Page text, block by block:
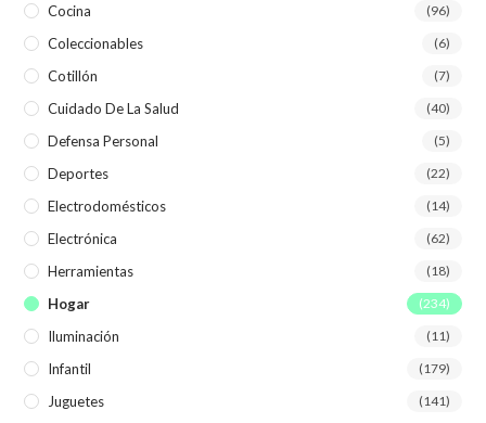
Cocina (96)
Coleccionables (6)
Cotillón (7)
Cuidado De La Salud (40)
Defensa Personal (5)
Deportes (22)
Electrodomésticos (14)
Electrónica (62)
Herramientas (18)
Hogar (234)
Iluminación (11)
Infantil (179)
Juguetes (141)